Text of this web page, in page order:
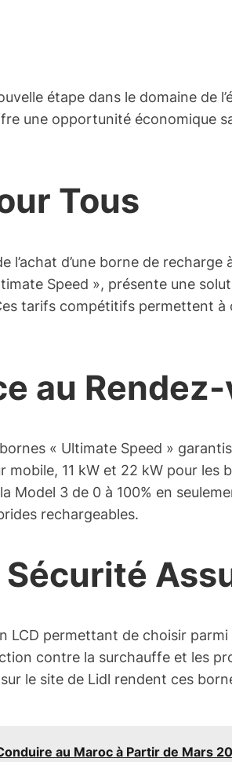
étape dans le domaine de
une opportunité économique
Tous
l’achat d’une borne de
Speed », présente une
tarifs compétitifs permettent à
au
« Ultimate Speed »
11 kW et 22 kW pour
Model 3 de 0 à 100% en
rechargeables.
LCD permettant de choisir
contre la surchauffe et les
le site de Lidl rendent ces
au Maroc à Partir de Mars